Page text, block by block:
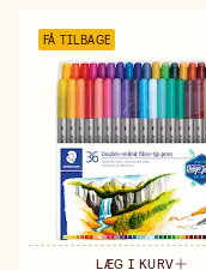
FÅ TILBAGE
LÆG I KURV